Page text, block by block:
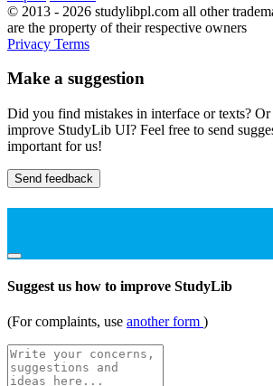
© 2013 - 2026 studylibpl.com all other
are the property of their respective owners
Privacy Terms
Make a suggestion
Did you find mistakes in interface or texts?
improve StudyLib UI? Feel free to send
important for us!
Send feedback
Suggest us how to improve StudyLib
(For complaints, use another form )